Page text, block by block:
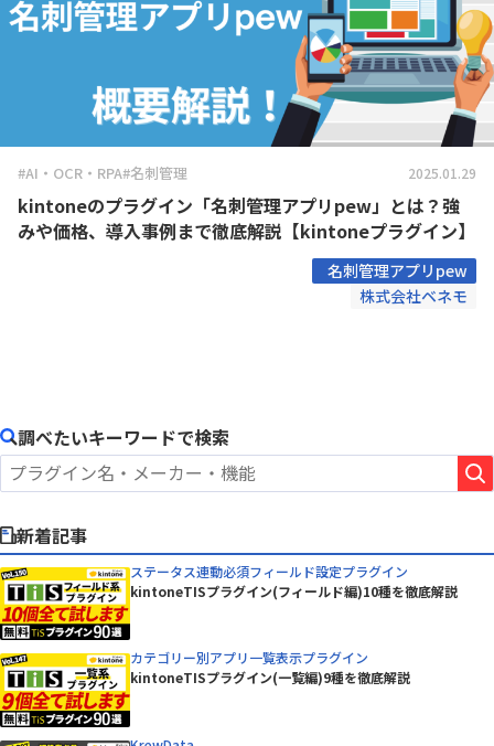
#AI・OCR・RPA#名刺管理 2025.01.29
kintoneのプラグイン「名刺管理アプリpew」とは？強
みや価格、導入事例まで徹底解説【kintoneプラグイン】
名刺管理アプリpew
株式会社ベネモ
調べたいキーワードで検索
新着記事
ステータス連動必須フィールド設定プラグイン
kintoneTISプラグイン(フィールド編)10種を徹底解説
カテゴリー別アプリ一覧表示プラグイン
kintoneTISプラグイン(一覧編)9種を徹底解説